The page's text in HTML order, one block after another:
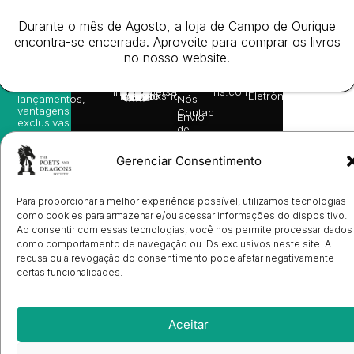
Gerenciar Consentimento
Para proporcionar a melhor experiência possível, utilizamos tecnologias
como cookies para armazenar e/ou acessar informações do dispositivo.
Ao consentir com essas tecnologias, você nos permite processar dados
como comportamento de navegação ou IDs exclusivos neste site. A
recusa ou a revogação do consentimento pode afetar negativamente
certas funcionalidades.
Aceitar
info@poetsandragons.com
Infantil
Adulto
Bookshop
English
Autores
Eventos
Prémio
Nós
Contactos
Envio
de
de
de
Livrarias
Política
de
Cookies
Eletrónico
nossas
sugestões
lançamentos,
vantagens
exclusivas
e
avisos
diretamente
no seu
Subscrever
2026
Todos
os
Durante o mês de Agosto, a loja de Campo de Ourique
encontra-se encerrada. Aproveite para comprar os livros
no nosso website.